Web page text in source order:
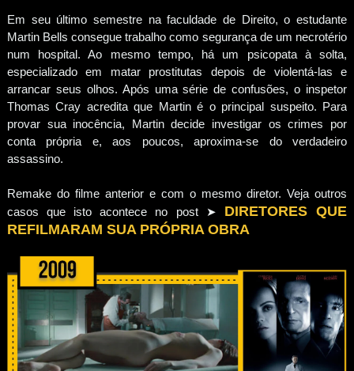
Em seu último semestre na faculdade de Direito, o estudante
Martin Bells consegue trabalho como segurança de um necrotério
num hospital. Ao mesmo tempo, há um psicopata à solta,
especializado em matar prostitutas depois de violentá-las e
arrancar seus olhos. Após uma série de confusões, o inspetor
Thomas Cray acredita que Martin é o principal suspeito. Para
provar sua inocência, Martin decide investigar os crimes por
conta própria e, aos poucos, aproxima-se do verdadeiro
assassino.
Remake do filme anterior e com o mesmo diretor. Veja outros
casos que isto acontece no post ➤ DIRETORES QUE
REFILMARAM SUA PRÓPRIA OBRA